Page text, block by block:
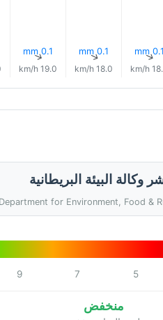
0.1 mm
↑
18.0
0.1 mm
↑
18.0 km/h
0.1 mm
↑
19.0 km/h
وكالة البيئة البريطانية
Department for Environment, Food &
5
7
9
منخفض